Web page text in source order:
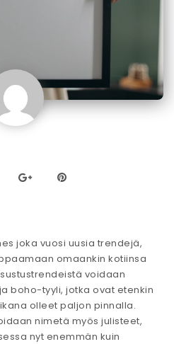
joka vuosi uusia trendejä,
omaankin kotiinsa
voidaan
boho-tyyli, jotka ovat etenkin
olleet paljon pinnalla.
nimetä myös julisteet,
nyt enemmän kuin